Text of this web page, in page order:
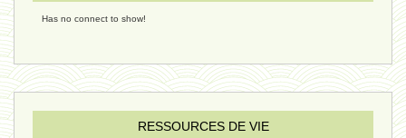
sexualité 06 - 9 octobre 2024
Has no connect to show!
RESSOURCES DE VIE